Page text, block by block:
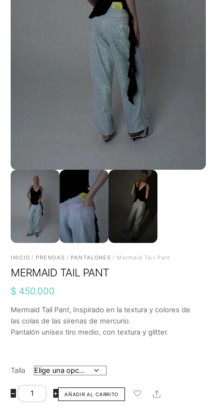
INICIO/ PRENDAS/ PANTALONES / Mermaid Tail Pant
MERMAID TAIL PANT
$ 450.000
Mermaid Tail Pant, Inspirado en la textura y colores de
las colas de las sirenas de mercurio.
Pantalón unisex tiro medio, con textura y glitter.
Talla
− Mermaid
Tail
+ AÑADIR AL CARRITO Share